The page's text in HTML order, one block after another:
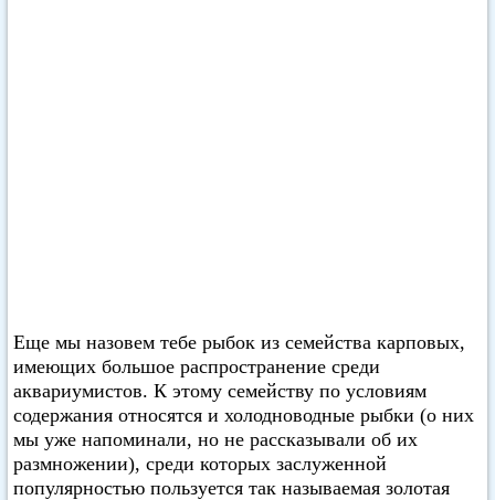
Еще мы назовем тебе рыбок из семейства карповых,
имеющих большое распространение среди
аквариумистов. К этому семейству по условиям
содержания относятся и холодноводные рыбки (о них
мы уже напоминали, но не рассказывали об их
размножении), среди которых заслуженной
популярностью пользуется так называемая золотая